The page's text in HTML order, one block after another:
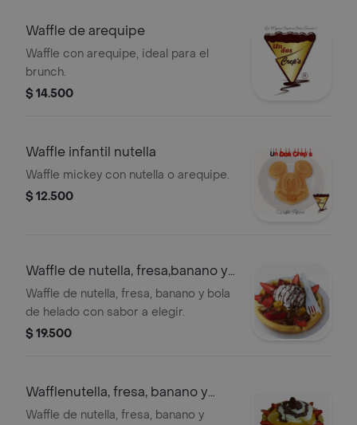
Waffle de arequipe
Waffle con arequipe, ideal para el
brunch.
$ 14.500
Waffle infantil nutella
Waffle mickey con nutella o arequipe.
$ 12.500
Waffle de nutella, fresa,banano y
helado
Waffle de nutella, fresa, banano y bola
de helado con sabor a elegir.
$ 19.500
Wafflenutella, fresa, banano y
chantilly
Waffle de nutella, fresa, banano y